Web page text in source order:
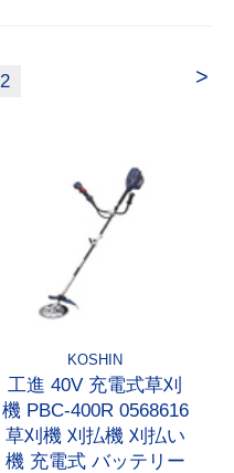
>
2
KOSHIN
工進 40V 充電式草刈
機 PBC-400R 0568616
草刈機 刈払機 刈払い
機 充電式 バッテリー